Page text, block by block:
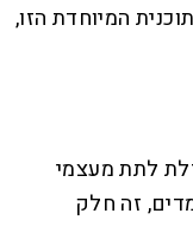
המיוחדת הזו,
לתת מעצמי
זה חלק